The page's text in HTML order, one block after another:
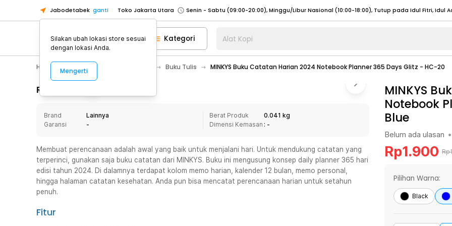
Jabodetabek ganti Toko Jakarta Utara
Toko Tangerang
Toko Cikupa
Pick n Go Jakarta Barat
Senin - Jumat (07:00 - 20:00), Sabtu - Minggu (08:00 - 20:00), Tutup pada Idul Fitri
Pick n Go Bekasi
Senin - Jumat (08:00 - 20:00), Sabtu - Minggu/ Libur Nasional (08:00 - 17:00) Selengkapnya
Senin - Jumat (08:00 - 20:00), Sabtu - Minggu/ Libur Nasional (08:00 - 17:00) Selengkapnya
Senin - Sabtu (09:00-20:00), Minggu/Libur Nasional (12:00-20:00), Tutup pada Idul Fitri
Senin - Sabtu (09:00-20:00), Minggu/Libur Nasional (12:00-20:00), Tutup pada Idul Fitri
Toko Tangerang
Toko Cikupa
Pick n Go Jakarta Barat
Senin - Jumat (07:00 - 20:00), Sabtu - Minggu (08:00 - 20:00), Tutup pada Idul Fitri
Senin - Jumat (08:00 - 20:00), Sabtu - Minggu/ Libur Nasional (08:00 - 17:00) Selengkapnya
Kategori Alat Kopi
Home Appliance Buku Tulis MINKYS Buku Catatan Harian 2024 Notebook Planner 365 Days Glitz - HC-20
Rincian Produk
Brand
Lainnya
Garansi
-
Berat Produk
0.041 kg
Dimensi Kemasan : -
Membuat perencanaan adalah awal yang baik untuk menjalani hari. Untuk mendukung catatan yang
terperinci, gunakan saja buku catatan dari MINKYS. Buku ini mengusung konsep daily planner 365 hari
edisi tahun 2024. Di dalamnya terdapat kolom memo harian, kalender 12 bulan, memo personal,
hingga halaman catatan kesehatan. Anda pun bisa mencatat perencanaan harian untuk setahun
penuh.
Fitur
MINKYS
Notebook
Blue
Belum ada ulasan •
Rp1.900 Rp
Pilihan Warna:
Black
Silakan ubah lokasi store sesuai
dengan lokasi Anda.
Mengerti